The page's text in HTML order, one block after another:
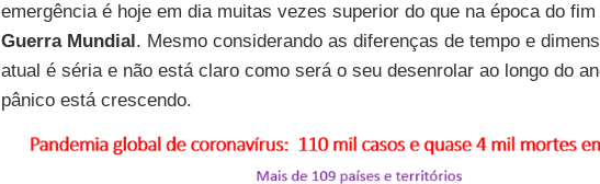
emergência é hoje em dia muitas vezes superior do que na época do fim
Guerra Mundial. Mesmo considerando as diferenças de tempo e
atual é séria e não está claro como será o seu desenrolar ao longo do
pânico está crescendo.